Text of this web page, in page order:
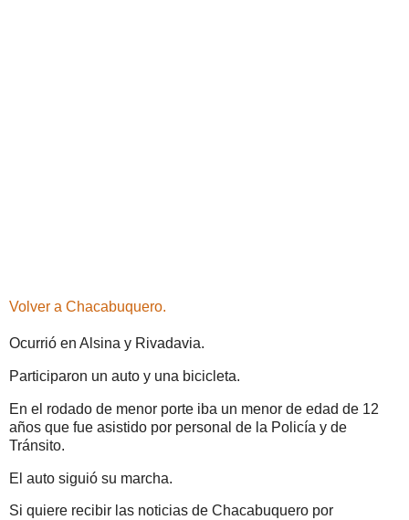
Volver a Chacabuquero.
Ocurrió en Alsina y Rivadavia.
Participaron un auto y una bicicleta.
En el rodado de menor porte iba un menor de edad de 12
años que fue asistido por personal de la Policía y de
Tránsito.
El auto siguió su marcha.
Si quiere recibir las noticias de Chacabuquero por